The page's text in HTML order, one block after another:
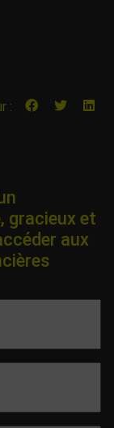
:
gracieux et
aux